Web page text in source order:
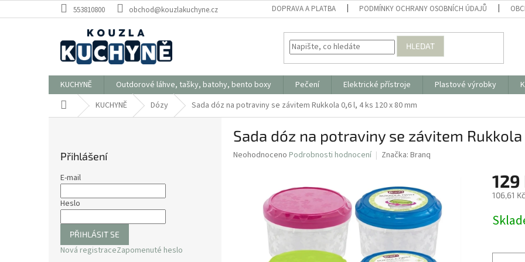
na
553810800 obchod@kouzlakuchyne.cz DOPRAVA A PLATBA PODMÍNKY OCHRANY OSOBNÍCH ÚDAJŮ
HLEDAT
KUCHYNĚ Outdorové láhve, tašky, batohy, bento boxy Pečení Elektrické přístroje Plastové výrobky
Domů KUCHYNĚ Dózy Sada dóz na potraviny se závitem Rukkola 0,6 l, 4 ks 120 x 80 mm
Přihlášení
E-mail
Heslo
PŘIHLÁSIT SE
Nová registraceZapomenuté heslo
Sada dóz na potraviny se závitem
Průměrné
hvězdiček.
Neohodnoceno Podrobnosti hodnocení Značka: Branq
129
106,61
cena: